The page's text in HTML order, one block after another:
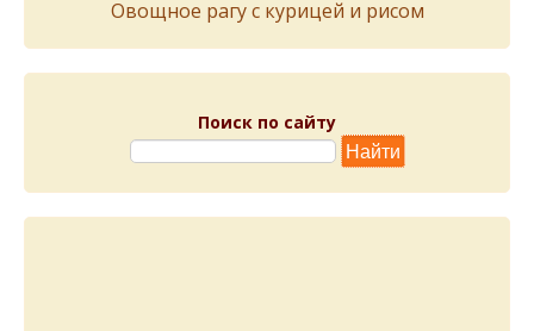
Овощное рагу с курицей и рисом
Поиск по сайту